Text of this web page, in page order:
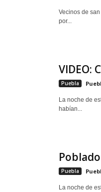
Vecinos de
por...
VIDEO:
Puebla
La noche de
habían...
Puebla
La noche de